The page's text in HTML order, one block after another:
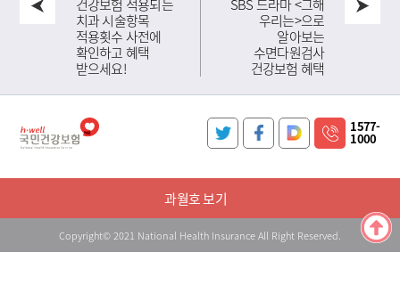
건강보험 적용되는
치과 시술항목
적용횟수 사전에
확인하고 혜택
받으세요!
SBS 드라마 <그해
우리는>으로
알아보는
수면다원검사
건강보험 혜택
1577-
1000
과월호 보기
Copyright© 2021 National Health Insurance All Right Reserved.